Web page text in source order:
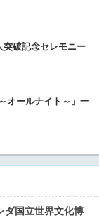
突破記念セレモニー
オールナイト～」一
国立世界文化博